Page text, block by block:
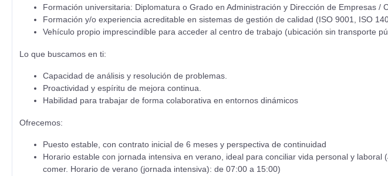
Formación universitaria: Diplomatura o Grado en Administración y Dirección de Empresas /
Formación y/o experiencia acreditable en sistemas de gestión de calidad (ISO 9001, ISO
Vehículo propio imprescindible para acceder al centro de trabajo (ubicación sin transporte
Lo que buscamos en ti:
Capacidad de análisis y resolución de problemas.
Proactividad y espíritu de mejora continua.
Habilidad para trabajar de forma colaborativa en entornos dinámicos
Ofrecemos:
Puesto estable, con contrato inicial de 6 meses y perspectiva de continuidad
Horario estable con jornada intensiva en verano, ideal para conciliar vida personal y
comer. Horario de verano (jornada intensiva): de 07:00 a 15:00)